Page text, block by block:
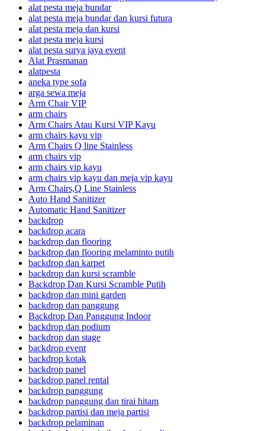
alat pesta meja bundar
alat pesta meja bundar dan kursi futura
alat pesta meja dan kursi
alat pesta meja kursi
alat pesta surya jaya event
Alat Prasmanan
alatpesta
aneka type sofa
arga sewa meja
Arm Chair VIP
arm chairs
Arm Chairs Atau Kursi VIP Kayu
arm chairs kayu vip
Arm Chairs Q line Stainless
arm chairs vip
arm chairs vip kayu
arm chairs vip kayu dan meja vip kayu
Arm Chairs,Q Line Stainless
Auto Hand Sanitizer
Automatic Hand Sanitizer
backdrop
backdrop acara
backdrop dan flooring
backdrop dan flooring melaminto putih
backdrop dan karpet
backdrop dan kursi scramble
Backdrop Dan Kursi Scramble Putih
backdrop dan mini garden
backdrop dan panggung
Backdrop Dan Panggung Indoor
backdrop dan podium
backdrop dan stage
backdrop event
backdrop kotak
backdrop panel
backdrop panel rental
backdrop panggung
backdrop panggung dan tirai hitam
backdrop partisi dan meja partisi
backdrop pelaminan